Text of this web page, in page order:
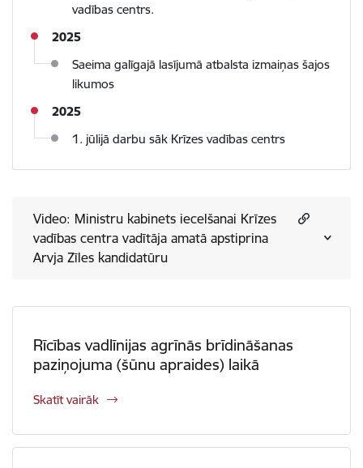
vadības centrs.
2025
Saeima galīgajā lasījumā atbalsta izmaiņas šajos
likumos
2025
1. jūlijā darbu sāk Krīzes vadības centrs
Video: Ministru kabinets iecelšanai Krīzes
vadības centra vadītāja amatā apstiprina
Arvja Zīles kandidatūru
Rīcības vadlīnijas agrīnās brīdināšanas
paziņojuma (šūnu apraides) laikā
Skatīt vairāk